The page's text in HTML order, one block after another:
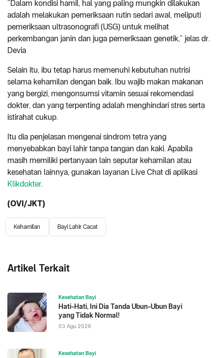
“Dalam kondisi hamil, hal yang paling mungkin dilakukan
adalah melakukan pemeriksaan rutin sedari awal, meliputi
pemeriksaan ultrasonografi (USG) untuk melihat
perkembangan janin dan juga pemeriksaan genetik,” jelas dr.
Devia
Selain itu, ibu tetap harus memenuhi kebutuhan nutrisi
selama kehamilan dengan baik. Ibu wajib makan makanan
yang bergizi, mengonsumsi vitamin sesuai rekomendasi
dokter, dan yang terpenting adalah menghindari stres serta
istirahat cukup.
Itu dia penjelasan mengenai sindrom tetra yang
menyebabkan bayi lahir tanpa tangan dan kaki. Apabila
masih memiliki pertanyaan lain seputar kehamilan atau
kesehatan lainnya, gunakan layanan Live Chat di aplikasi
Klikdokter.
(OVI/JKT)
Kehamilan Bayi Lahir Cacat
Artikel Terkait
Kesehatan Bayi
Hati-Hati, Ini Dia Tanda Ubun-Ubun Bayi
yang Tidak Normal!
03 Agu 2026
Kesehatan Bayi